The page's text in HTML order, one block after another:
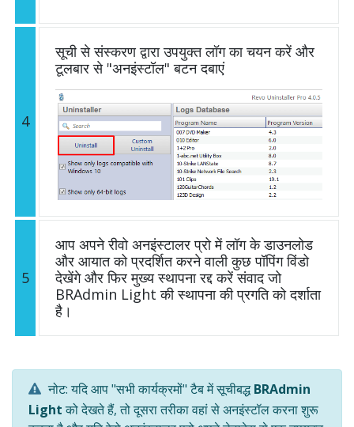
4
सूची से संस्करण द्वारा उपयुक्त लॉग का चयन करें और
टूलबार से "अनइंस्टॉल" बटन दबाएं
5
आप अपने रीवो अनइंस्टालर प्रो में लॉग के डाउनलोड
और आयात को प्रदर्शित करने वाली कुछ पॉपिंग विंडो
देखेंगे और फिर मुख्य स्थापना रद्द करें संवाद जो
BRAdmin Light की स्थापना की प्रगति को दर्शाता
है।
नोट: यदि आप "सभी कार्यक्रमों" टैब में सूचीबद्धBRAdmin
Lightको देखते हैं, तो दूसरा तरीका वहां से अनइंस्टॉल करना शुरू